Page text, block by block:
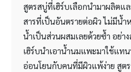
สูตรสบู่ที่เฮิร์บเลือกนำมาผลิตแ
สารที่เป็นอันตรายต่อผิว ไม่มีน้ำ
น้ำเป็นส่วนผสมเลยด้วยซ้ำ อย่
เฮิร์บนำเอาน้ำนมแพะมาใช้แท
อ่อนโยนกับคนที่มีผิวแพ้ง่าย สูต